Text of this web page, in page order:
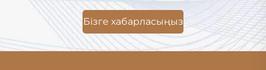
Бізге хабарласыңыз